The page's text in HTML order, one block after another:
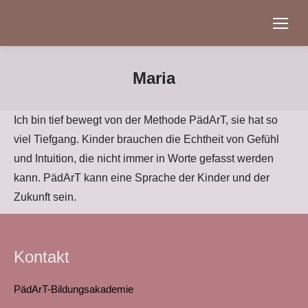
Maria
Ich bin tief bewegt von der Methode PädArT, sie hat so
viel Tiefgang. Kinder brauchen die Echtheit von Gefühl
und Intuition, die nicht immer in Worte gefasst werden
kann. PädArT kann eine Sprache der Kinder und der
Zukunft sein.
Kontakt
PädArT-Bildungsakademie